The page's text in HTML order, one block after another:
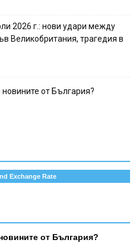
2026 г.: нови удари между
Великобритания, трагедия в
от България?
Exchange Rate
от България?